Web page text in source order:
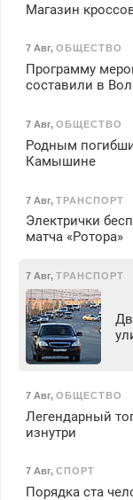
Магазин
7 Авг, ОБЩЕСТВО
Программу
составили в
7 Авг, ОБЩЕСТВО
Родным
Камышине
7 Авг, ТРАНСПОРТ
Электрички
матча «Ротора»
7 Авг, ТРАНСПОРТ
7 Авг, ОБЩЕСТВО
Легендарный
изнутри
7 Авг, СПОРТ
Порядка ста